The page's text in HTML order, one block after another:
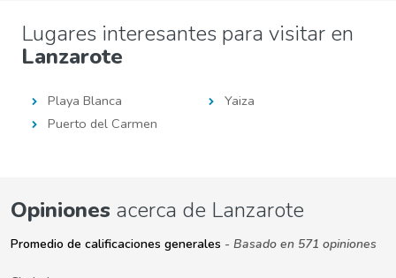
Lugares interesantes para visitar en
Lanzarote
Playa Blanca
Puerto del Carmen
Yaiza
Opiniones acerca de Lanzarote
Promedio de calificaciones generales - Basado en 571 opiniones